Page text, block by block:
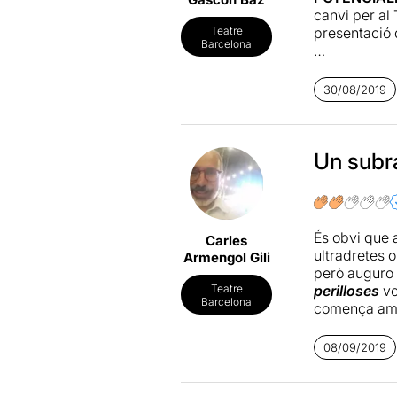
Teatre
Barcelona
canvi per al
presentació
Roger Torns
efecte, un
(podeu
que
beca
Amb aquest
residència
mossega la
Raquel, no
humanes i
30/08/2019
Carles
Armengol Gili
Teatre
Barcelona
Un
És obvi que
ultradretes
però
perilloses
comença
Crec que la
08/09/2019